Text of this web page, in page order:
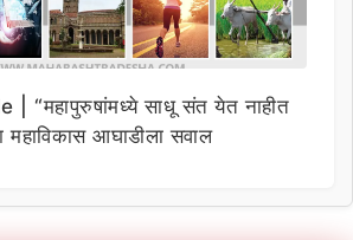
“महापुरुषांमध्ये साधू संत येत नाहीत
महाविकास आघाडीला सवाल